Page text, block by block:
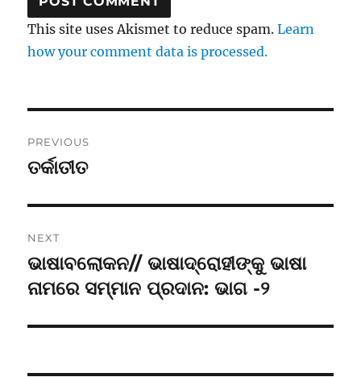
This site uses Akismet to reduce spam.Learn
how your comment data is processed.
navigation
PREVIOUS
Previous
ତର୍କାତୀତ
NEXT
Next
post:
ଭାଷାବଲୋକନ// ଭାଷାଦ୍ରୋହୀଙ୍କୁ ଭାଷା
ନାମରେ ସମ୍ମାନ ପ୍ରଦାନ: ଭାଗ -୨